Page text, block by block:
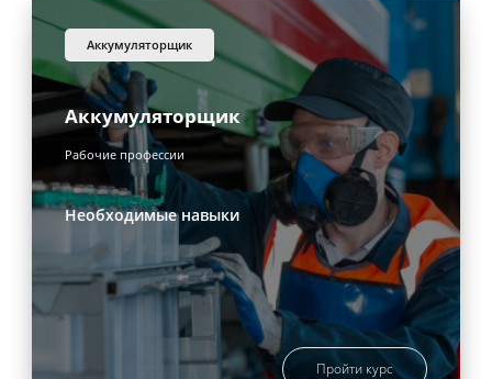
аккумуляторщик
Аккумуляторщик
Рабочие профессии
Необходимые навыки
Пройти курс